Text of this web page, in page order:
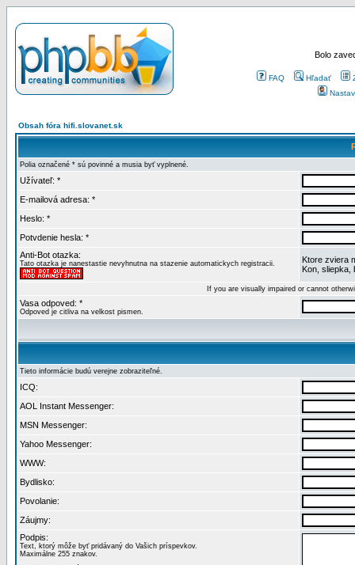
Bolo
FAQ Hľadať
Obsah fóra hifi.slovanet.sk
Polia označené * sú povinné a musia byť vyplnené.
Užívateľ: *
E-mailová adresa: *
Heslo: *
Potvdenie hesla: *
Anti-Bot otazka:
Tato otazka je nanestastie nevyhnutna na stazenie automatickych registracii.
Ktore zviera
Kon, sliepka,
If you are visually impaired or cannot
Vasa odpoved: *
Odpoved je citliva na velkost pismen.
Tieto informácie budú verejne zobraziteľné.
ICQ:
AOL Instant Messenger:
MSN Messenger:
Yahoo Messenger:
WWW:
Bydlisko:
Povolanie:
Záujmy:
Podpis:
Text, ktorý môže byť pridávaný do Vašich príspevkov.
Maximálne 255 znakov.